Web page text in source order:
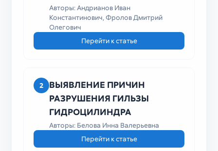
Авторы: Андрианов Иван
Константинович, Фролов Дмитрий
Олегович
Перейти к статье
2
ВЫЯВЛЕНИЕ ПРИЧИН
РАЗРУШЕНИЯ ГИЛЬЗЫ
ГИДРОЦИЛИНДРА
Авторы: Белова Инна Валерьевна
Перейти к статье